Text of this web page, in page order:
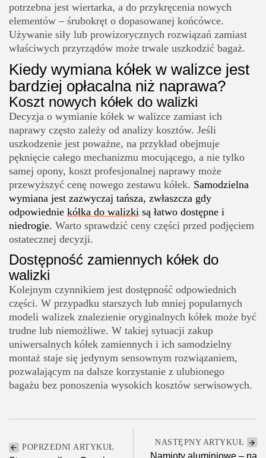
potrzebna jest wiertarka, a do przykręcenia nowych
elementów – śrubokręt o dopasowanej końcówce.
Używanie siły lub prowizorycznych rozwiązań zamiast
właściwych przyrządów może trwale uszkodzić bagaż.
Kiedy wymiana kółek w walizce jest
bardziej opłacalna niż naprawa?
Koszt nowych kółek do walizki
Decyzja o wymianie kółek w walizce zamiast ich
naprawy często zależy od analizy kosztów. Jeśli
uszkodzenie jest poważne, na przykład obejmuje
pęknięcie całego mechanizmu mocującego, a nie tylko
samej opony, koszt profesjonalnej naprawy może
przewyższyć cenę nowego zestawu kółek. Samodzielna
wymiana jest zazwyczaj tańsza, zwłaszcza gdy
odpowiednie kółka do walizki są łatwo dostępne i
niedrogie. Warto sprawdzić ceny części przed podjęciem
ostatecznej decyzji.
Dostępność zamiennych kółek do
walizki
Kolejnym czynnikiem jest dostępność odpowiednich
części. W przypadku starszych lub mniej popularnych
modeli walizek znalezienie oryginalnych kółek może być
trudne lub niemożliwe. W takiej sytuacji zakup
uniwersalnych kółek zamiennych i ich samodzielny
montaż staje się jedynym sensownym rozwiązaniem,
pozwalającym na dalsze korzystanie z ulubionego
bagażu bez ponoszenia wysokich kosztów serwisowych.
POPRZEDNI ARTYKUŁ
NASTĘPNY ARTYKUŁ
Namioty aluminiowe – na